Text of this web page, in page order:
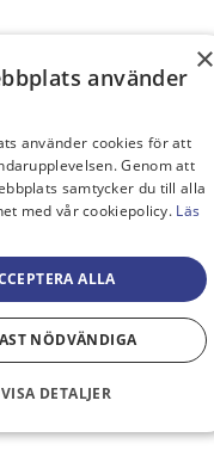
×
använder
använder cookies för att
Genom att
samtycker du till alla
med vår cookiepolicy. Läs
ALLA
NÖDVÄNDIGA
VISA DETALJER